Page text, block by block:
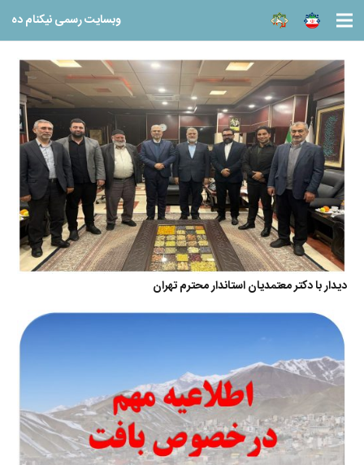
وبسایت رسمی نیکنام ده
دیدار با دکتر معتمدیان استاندار محترم تهران